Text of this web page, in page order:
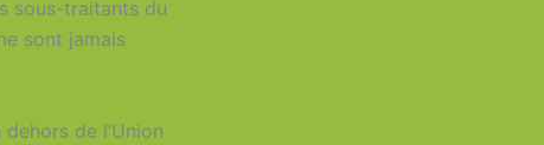
sous-traitants du
sont jamais
de l’Union